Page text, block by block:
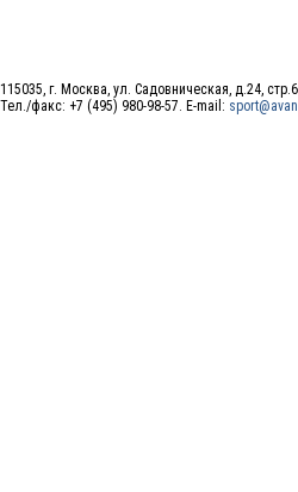
115035, г. Москва, ул. Садовническая, д.24,
Тел./факс: +7 (495) 980-98-57. E-mail: